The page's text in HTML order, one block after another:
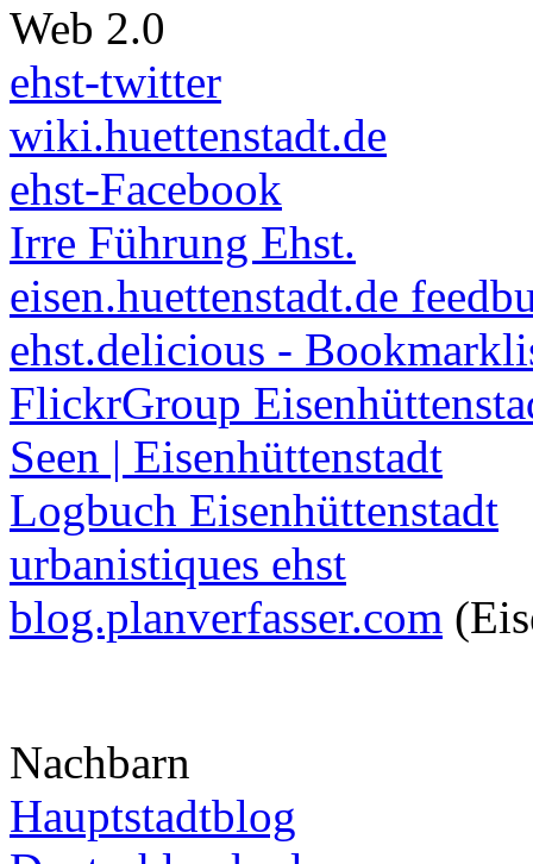
Web 2.0
ehst-twitter
wiki.huettenstadt.de
ehst-Facebook
Irre Führung Ehst.
eisen.huettenstadt.de
ehst.delicious -
FlickrGroup
Seen | Eisenhüttenstadt
Logbuch Eisenhüttenstadt
urbanistiques ehst
blog.planverfasser.com
Nachbarn
Hauptstadtblog